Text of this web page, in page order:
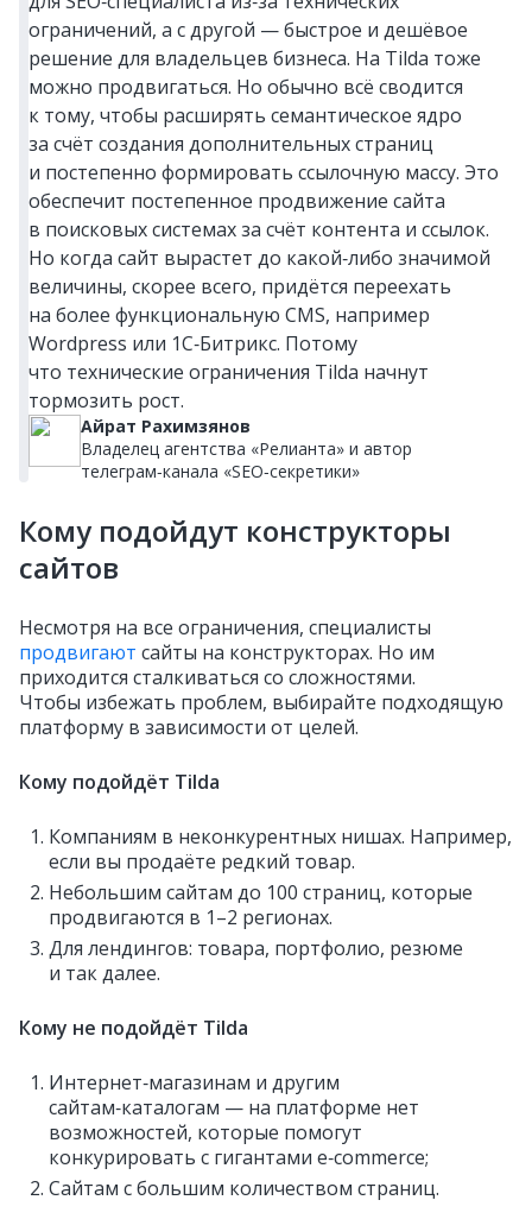
ограничений, а с другой — быстрое и дешёвое
решение для владельцев бизнеса. На Tilda тоже
можно продвигаться. Но обычно всё сводится
к тому, чтобы расширять семантическое ядро
за счёт создания дополнительных страниц
и постепенно формировать ссылочную массу. Это
обеспечит постепенное продвижение сайта
в поисковых системах за счёт контента и ссылок.
Но когда сайт вырастет до какой‑либо значимой
величины, скорее всего, придётся переехать
на более функциональную CMS, например
Wordpress или 1С‑Битрикс. Потому
что технические ограничения Tilda начнут
тормозить рост.
Айрат Рахимзянов
Владелец агентства «Релианта» и автор
телеграм‑канала «SEO‑секретики»
Кому подойдут конструкторы
сайтов
Несмотря на все ограничения, специалисты
продвигают сайты на конструкторах. Но им
приходится сталкиваться со сложностями.
Чтобы избежать проблем, выбирайте подходящую
платформу в зависимости от целей.
Кому подойдёт Tilda
Компаниям в неконкурентных нишах. Например,
если вы продаёте редкий товар.
Небольшим сайтам до 100 страниц, которые
продвигаются в 1–2 регионах.
Для лендингов: товара, портфолио, резюме
и так далее.
Кому не подойдёт Tilda
Интернет‑магазинам и другим
сайтам‑каталогам — на платформе нет
возможностей, которые помогут
конкурировать с гигантами e‑commerce;
Сайтам с большим количеством страниц.